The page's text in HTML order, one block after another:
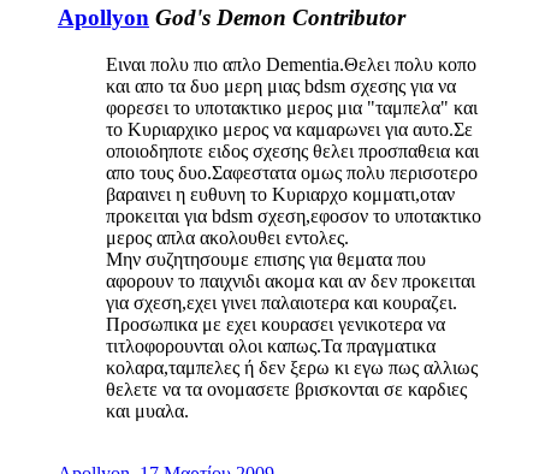
Apollyon God's Demon Contributor
Ειναι πολυ πιο απλο Dementia.Θελει πολυ κοπο
και απο τα δυο μερη μιας bdsm σχεσης για να
φορεσει το υποτακτικο μερος μια "ταμπελα" και
το Κυριαρχικο μερος να καμαρωνει για αυτο.Σε
οποιοδηποτε ειδος σχεσης θελει προσπαθεια και
απο τους δυο.Σαφεστατα ομως πολυ περισοτερο
βαραινει η ευθυνη το Κυριαρχο κομματι,οταν
προκειται για bdsm σχεση,εφοσον το υποτακτικο
μερος απλα ακολουθει εντολες.
Μην συζητησουμε επισης για θεματα που
αφορουν το παιχνιδι ακομα και αν δεν προκειται
για σχεση,εχει γινει παλαιοτερα και κουραζει.
Προσωπικα με εχει κουρασει γενικοτερα να
τιτλοφορουνται ολοι καπως.Τα πραγματικα
κολαρα,ταμπελες ή δεν ξερω κι εγω πως αλλιως
θελετε να τα ονομασετε βρισκονται σε καρδιες
και μυαλα.